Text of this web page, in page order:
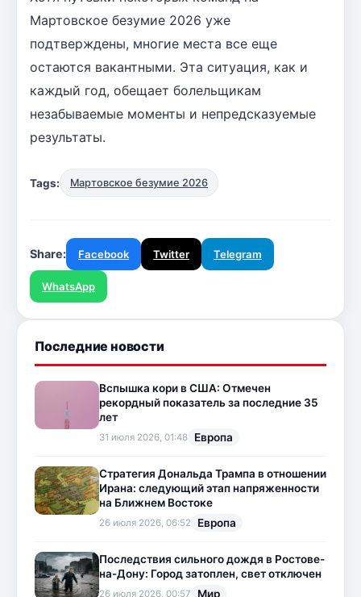
Мартовское безумие 2026 уже
подтверждены, многие места все еще
остаются вакантными. Эта ситуация, как и
каждый год, обещает болельщикам
незабываемые моменты и непредсказуемые
результаты.
Tags: Мартовское безумие 2026
Share: Facebook Twitter Telegram
WhatsApp
Последние новости
Вспышка кори в США: Отмечен
рекордный показатель за последние 35
лет
31 июля 2026, 01:48 Европа
Стратегия Дональда Трампа в отношении
Ирана: следующий этап напряженности
на Ближнем Востоке
26 июля 2026, 06:52 Европа
Последствия сильного дождя в Ростове-
на-Дону: Город затоплен, свет отключен
26 июля 2026, 00:57 Мир